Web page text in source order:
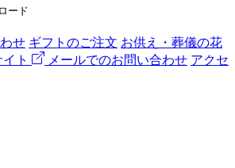
ード
せ ギフトのご注文 お供え・葬儀の花
ト メールでのお問い合わせ アクセ